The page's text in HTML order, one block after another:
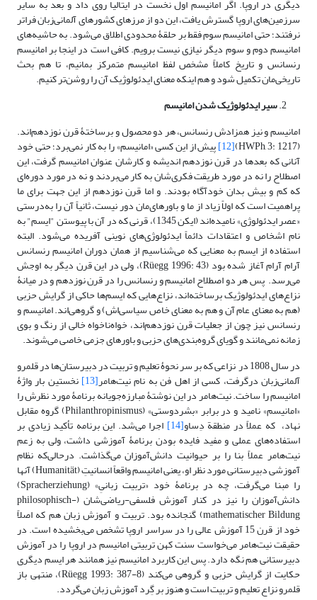
دیگری در اروپا. اگر امانیسم اول نخست در ایتالیا روی داد و بعد به سایر
سرزمین‌های اروپا گسترش یافت، این دو از مرزهای کشورهای آلمانی‌زبان فراتر
نرفتند؛ حتی امانیسم سوم فقط بر حلقۀ محدودی اطلاق می‌شود. به حاشیه‌های
امانیسم دوم و سوم دیگر نیازی نیست برویم. کافی‌ است در اینجا بر امانیسم
رنسانس و تاریخ کاملاً مشخص لفظ امانیسم متمرکز بمانیم، تا هم بحث
تاریخی‌مان تکمیل شود و هم اینکه معنای ایدئولوژیک آن را روشن‌تر کنیم.
سیر ایدئولوژیک شدن امانیسم
امانیسم و نیز همزادش رنسانس، هر دو محصول و برساختۀ قرن نوزدهم‌اند.
(HWPh, 3: 1217)
[12] پیش از این کسی «امانیسم» را به کار نمی‌برد؛ حتی خود
آنانی که بعدها در قرن نوزدهم اندیشه و کارشان عنوان امانیسم گرفت، این
اصطلاح را نه در مورد طریقت فکری‌شان به کار می‌بردند و نه در مورد دوره‌ای
که کم‌ و بیش بدان خودآگاه بودند. و اما قرن نوزدهم از این جهت برای ما
پراهمیت است که اولاً زیاد از ما و باورهای‌مان دور نیست، ثانیاً آن را به‌درستی
«عصر ایدئولوژی» نامیده‌اند (ایکن 1345)، قرنی که در آن با پیوستن "ایسم" به
نام اشخاص و اعتقادات دائماً ایدئولوژی‌های نوینی آفریده می‌شود. البته
استفاده از ایسم به معنایی که می‌شناسیم از همان دوران امانیسم رنسانس
آرام آرام آغاز شده بود (Rüegg 1996: 43)، ولی در این قرن دیگر به اوجش
می‌رسد. پس هر دو اصطلاح امانیسم و رنسانس را در قرن نوزدهم و در میانۀ
نزاع‌های ایدئولوژیک برساخته‌اند، نزاع‌هایی که ایسم‌ها حاکی از گرایش حزبی
(هم به معنای عام آن و هم به معنای خاص سیاسی‌اش) و گروهی‌اند. امانیسم و
رنسانس نیز چون از جعلیات قرن نوزدهم‌اند، خواه‌ناخواه خالی از رنگ‌ و بوی
زمانه نمی‌مانند و گویای گروه‌بندی‌های حزبی و باورهای جزمی خاصی می‌شوند.
در سال 1808 در نزاعی که بر سر نحوۀ تعلیم ‌‌و تربیت در دبیرستان‌ها در قلمرو
آلمانی‌زبان درگرفت، کسی از اهل فن به نام نیت‌هامر[13] نخستین بار واژۀ
امانیسم را ساخت. نیت‌هامر در این نوشتۀ مبارزه‌جویانه برنامۀ مورد نظرش را
«امانیسم» نامید و در برابر «بشردوستی» (Philanthropinismus) گروه مقابل
نهاد، که عملاً در منطقة دِساو[14] اجرا می‌شد. این برنامه تأکید زیادی بر
استفاده‌های عملی و مفید فایده بودن برنامۀ آموزشی داشت، ولی به زعم
نیت‌هامر عملاً بنا را بر حیوانیت دانش‌آموزان می‌گذاشت. درحالی‌که نظام
آموزشی دبیرستانی مورد نظر او، یعنی امانیسم واقعاً انسانیتِ (Humanität) آنها
را مبنا می‌گرفت، چه در برنامۀ خود «تربیت زبانیِ» (Spracherziehung)
دانش‌آموزان را نیز در کنار آموزش فلسفی-ریاضی‌شان (philosophisch-
mathematischer Bildung) گنجانده بود. تربیت و آموزش زبان هم که اصلاً
خود از قرن 15 آموزش عالی را در سراسر اروپا تشخص می‌بخشیده است. در
حقیقت نیت‌هامر می‌خواست سنت کهن تربیتی امانیسم در اروپا را در آموزش
دبیرستانی هم نگه دارد. پس این کاربرد امانیسم نیز همانند هر ایسم دیگری
حکایت از گرایش حزبی و گروهی می‌کند (Rüegg 1993: 387-8)، منتهی باز
قلمرو نزاع تعلیم‌ و تربیت است و هنوز بر گِرد آموزش زبان می‌گردد.